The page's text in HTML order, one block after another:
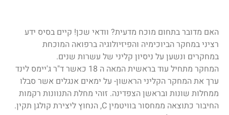
האם מדובר בתחום מוכח מדעית? וודאי שכן! קיים בסיס ידע
רציני במחקר הביוכימיה והפיזיולוגיה ברפואה המוכחת
במחקרים ונשען על ניסיון קליני של עשרות שנים.
המחקר מתחיל עוד בראשית המאה ה 18 כאשר ד"ר ג'יימס לינד
ערך את המחקר הקליני הראשון- על ימאים אנגלים אשר סבלו
ממחלות שונות ובראשן הצפדינה. זוהי מחלת התנוונות רקמות
החיבור כתוצאה ממחסור בוויטמין C, הנחוץ ליצירת קולגן תקין.